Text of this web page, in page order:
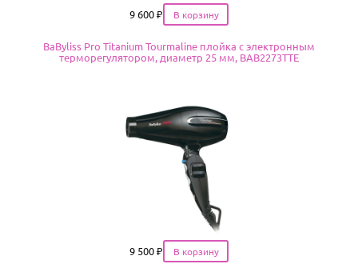
Цена
9 600 ₽
BaByliss Pro Titanium Tourmaline плойка с электронным
терморегулятором, диаметр 25 мм, BAB2273TTE
Цена
9 500 ₽